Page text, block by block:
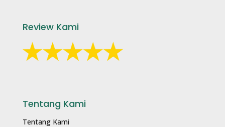
Review Kami
Tentang Kami
Tentang Kami